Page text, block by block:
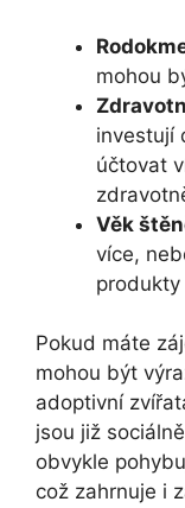
mohou
investují
účtovat
Věk
více,
Pokud máte
mohou být
adoptivní
jsou již
obvykle
což zahrnuje i